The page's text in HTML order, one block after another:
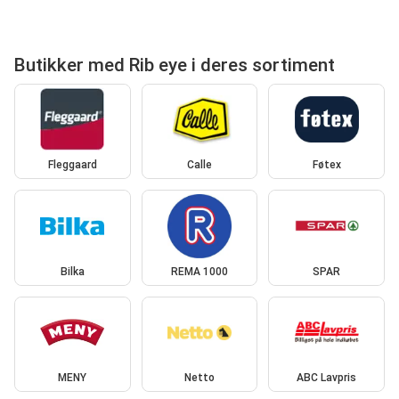
Butikker med Rib eye i deres sortiment
Fleggaard Calle Føtex
Bilka REMA 1000 SPAR
MENY Netto ABC Lavpris